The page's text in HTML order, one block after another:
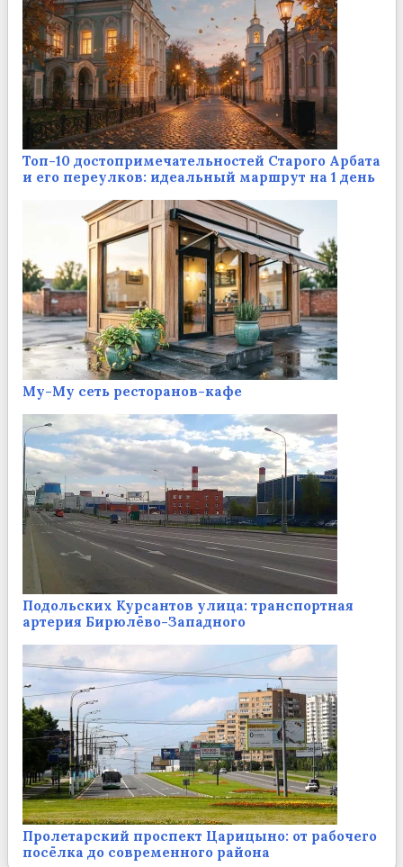
Топ-10 достопримечательностей Старого Арбата
и его переулков: идеальный маршрут на 1 день
Му-Му сеть ресторанов-кафе
Подольских Курсантов улица: транспортная
артерия Бирюлёво-Западного
Пролетарский проспект Царицыно: от рабочего
посёлка до современного района